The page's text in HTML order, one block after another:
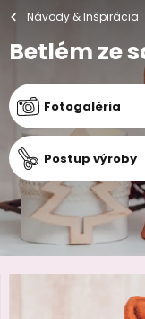
Návody & Inšpirácia
Betlém ze
Fotogaléria
Postup výroby